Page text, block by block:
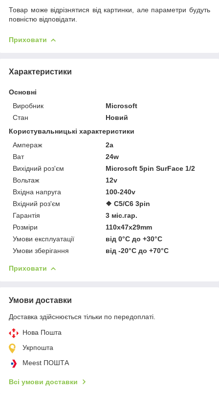
Товар може відрізнятися від картинки, але параметри будуть
повністю відповідати.
Приховати
Характеристики
Основні
Виробник
Microsoft
Стан
Новий
Користувальницькі характеристики
Ампераж
2a
Ват
24w
Вихідний роз'єм
Microsoft 5pin SurFace 1/2
Вольтаж
12v
Вхідна напруга
100-240v
Вхідний роз'єм
❖ C5/C6 3pin
Гарантія
3 міс.гар.
Розміри
110x47x29mm
Умови експлуатації
від 0°C до +30°C
Умови зберігання
від -20°C до +70°C
Приховати
Умови доставки
Доставка здійснюється тільки по передоплаті.
Нова Пошта
Укрпошта
Meest ПОШТА
Всі умови доставки